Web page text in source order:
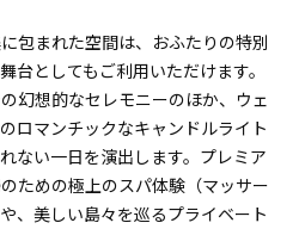
包まれた空間は、おふたりの特別
台としてもご利用いただけます。
幻想的なセレモニーのほか、ウェ
ロマンチックなキャンドルライト
ない一日を演出します。プレミア
ための極上のスパ体験（マッサー
、美しい島々を巡るプライベート